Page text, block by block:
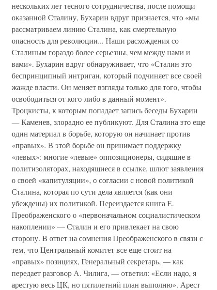
нескольких лет тесного сотрудничества, после помощи
оказанной Сталину, Бухарин вдруг признается, что «мы
рассматриваем линию Сталина, как смертельную
опасность для революции... Наши расхождения со
Сталиным гораздо более серьезны, чем между нами и
вами». Бухарин вдруг обнаруживает, что «Сталин это
беспринципный интриган, который подчиняет все своей
жажде власти. Он меняет взгляды только для того, чтобы
освободиться от кого-либо в данный момент».
Троцкисты, к которым попадает запись беседы Бухарин
— Каменев, злорадно ее публикуют. Для Сталина это еще
один материал в борьбе, которую он начинает против
«правых». В этой борьбе он принимает поддержку
«левых»: многие «левые» оппозиционеры, сидящие в
политизоляторах, находящиеся в ссылке, шлют заявления
о своей «капитуляции», о согласии с новой политикой
Сталина, которая по сути дела является (как они
убеждены) их политикой. Переиздается книга Е.
Преображенского о «первоначальном социалистическом
накоплении» — Сталин и его привлекает на свою
сторону. В ответ на сомнения Преображенского в связи с
тем, что Центральный комитет все еще стоит на
«правых» позициях, Генеральный секретарь, — как
передает разговор А. Чилига, — ответил: «Если надо, я
арестую весь ЦК, но пятилетний план выполню». Арест